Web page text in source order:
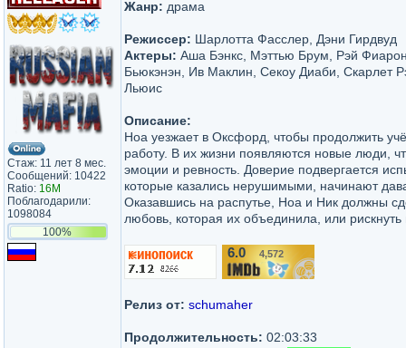
Стаж: 11 лет 8 мес.
Сообщений: 10422
Ratio: 16M
Поблагодарили:
1098084
100%
Жанр: драма
Режиссер: Шарлотта Фасслер, Дэни Гирдвуд
Актеры: Аша Бэнкс, Мэттью Брум, Рэй
Бьюкэнэн, Ив Маклин, Секоу Диаби, Скарлет
Льюис
Описание:
Ноа уезжает в Оксфорд, чтобы продолжить
работу. В их жизни появляются новые люди,
эмоции и ревность. Доверие подвергается
которые казались нерушимыми, начинают
Оказавшись на распутье, Ноа и Ник должны
любовь, которая их объединила, или рискнуть
6.0 4,572
Релиз от: schumaher
Продолжительность: 02:03:33